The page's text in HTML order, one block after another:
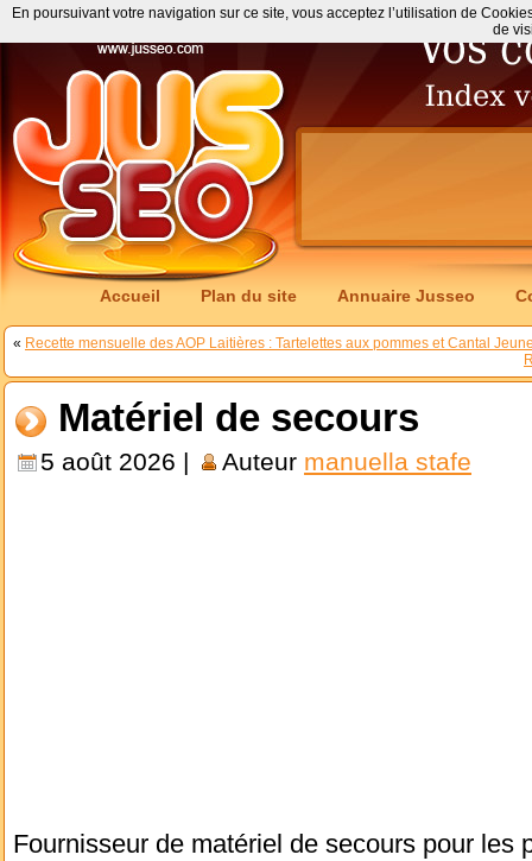
Accueil Plan du site Annuaire Jusseo
« Recette mensuelle des AOP Laitières : Tartelettes aux pommes et Cantal
Matériel de secours
5 août 2026 | Auteur manuella stafe
Fournisseur de matériel de secours pour les
En poursuivant votre navigation sur ce site, vous acceptez l’utilisation de
de